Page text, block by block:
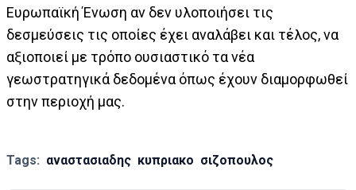
Ευρωπαϊκή Ένωση αν δεν υλοποιήσει τις
δεσμεύσεις τις οποίες έχει αναλάβει και τέλος, να
αξιοποιεί με τρόπο ουσιαστικό τα νέα
γεωστρατηγικά δεδομένα όπως έχουν διαμορφωθεί
στην περιοχή μας.
Tags: αναστασιαδης κυπριακο σιζοπουλος